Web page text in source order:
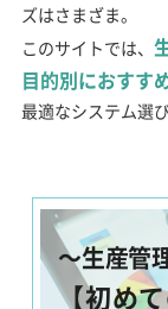
ズはさまざま。
このサイトでは、
目的別におすす
最適なシステム選
～生産管
【初め